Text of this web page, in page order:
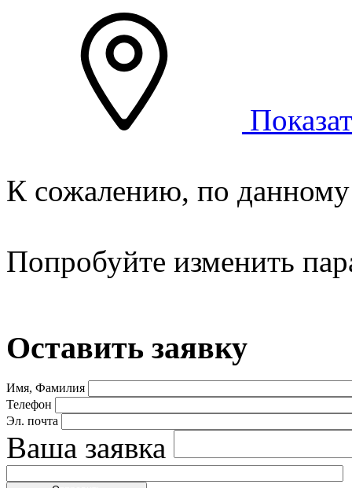
К сожалению, по данному
Попробуйте изменить
Оставить заявку
Имя, Фамилия
Телефон
Эл. почта
Ваша заявка